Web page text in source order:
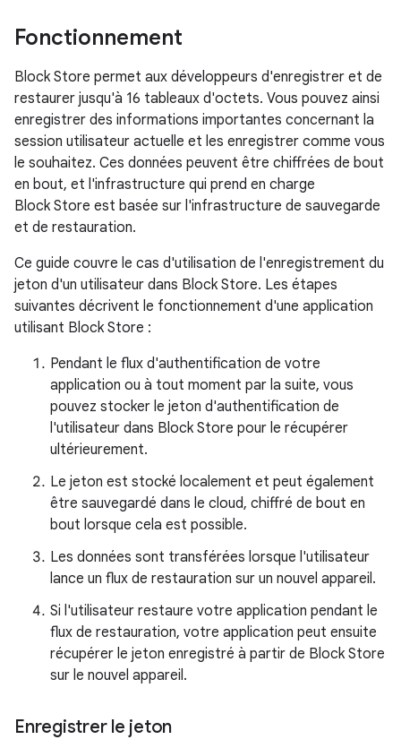
Fonctionnement
Block Store permet aux développeurs d'enregistrer et de
restaurer jusqu'à 16 tableaux d'octets. Vous pouvez ainsi
enregistrer des informations importantes concernant la
session utilisateur actuelle et les enregistrer comme vous
le souhaitez. Ces données peuvent être chiffrées de bout
en bout, et l'infrastructure qui prend en charge
Block Store est basée sur l'infrastructure de sauvegarde
et de restauration.
Ce guide couvre le cas d'utilisation de l'enregistrement du
jeton d'un utilisateur dans Block Store. Les étapes
suivantes décrivent le fonctionnement d'une application
utilisant Block Store :
Pendant le flux d'authentification de votre
application ou à tout moment par la suite, vous
pouvez stocker le jeton d'authentification de
l'utilisateur dans Block Store pour le récupérer
ultérieurement.
Le jeton est stocké localement et peut également
être sauvegardé dans le cloud, chiffré de bout en
bout lorsque cela est possible.
Les données sont transférées lorsque l'utilisateur
lance un flux de restauration sur un nouvel appareil.
Si l'utilisateur restaure votre application pendant le
flux de restauration, votre application peut ensuite
récupérer le jeton enregistré à partir de Block Store
sur le nouvel appareil.
Enregistrer le jeton